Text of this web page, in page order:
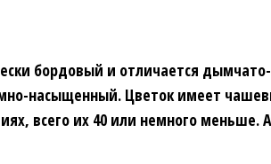
бордовый и отличается
насыщенный. Цветок имеет
всего их 40 или немного меньше.